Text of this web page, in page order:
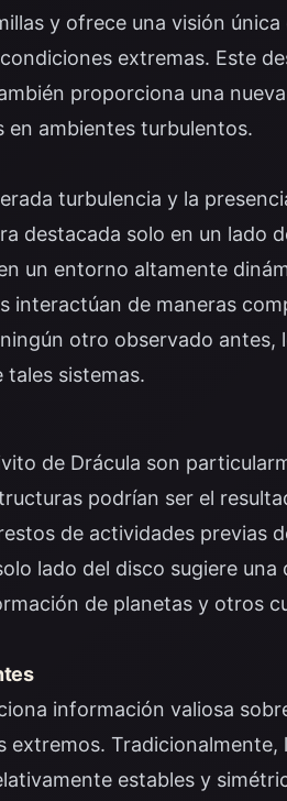
y ofrece una visión única
extremas. Este
proporciona una
en ambientes turbulentos.
turbulencia y la
destacada solo en un lado
un entorno altamente
interactúan de maneras
otro observado antes,
sistemas.
de Drácula son
podrían ser el
de actividades previas
lado del disco sugiere una
de planetas y otros
información valiosa
Tradicionalmente,
estables y